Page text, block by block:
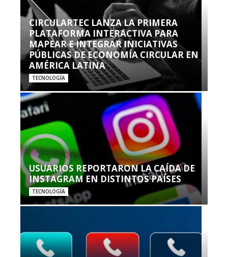
CIRCULARTEC LANZA LA PRIMERA
PLATAFORMA INTERACTIVA PARA
MAPEAR E INTEGRAR INICIATIVAS
PÚBLICAS DE ECONOMÍA CIRCULAR EN
AMÉRICA LATINA
TECNOLOGÍA
USUARIOS REPORTARON LA CAÍDA DE
INSTAGRAM EN DISTINTOS PAÍSES
TECNOLOGÍA